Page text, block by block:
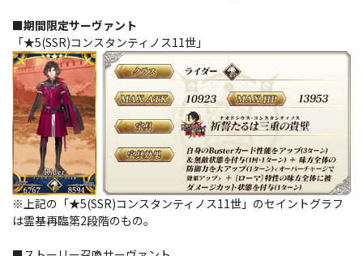
■期間限定サーヴァント
「★5(SSR)コンスタンティノス11世」
※上記の「★5(SSR)コンスタンティノス11世」のセイントグラフ
は霊基再臨第2段階のもの。